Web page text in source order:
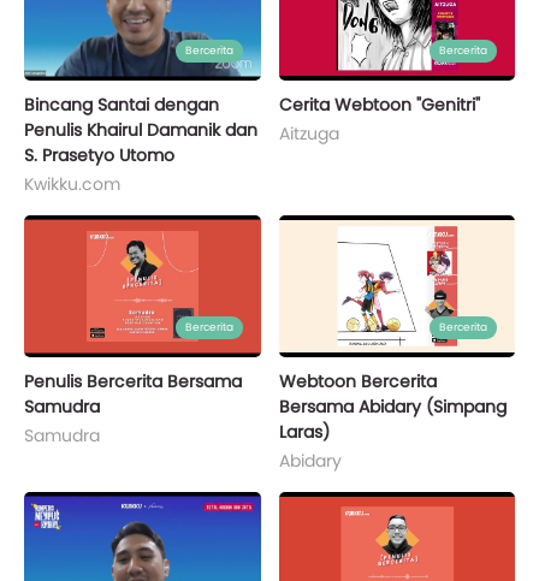
Bercerita
Bincang Santai dengan
Penulis Khairul Damanik dan
S. Prasetyo Utomo
Kwikku.com
Bercerita
Cerita Webtoon "Genitri"
Aitzuga
Bercerita
Penulis Bercerita Bersama
Samudra
Samudra
Bercerita
Webtoon Bercerita
Bersama Abidary (Simpang
Laras)
Abidary